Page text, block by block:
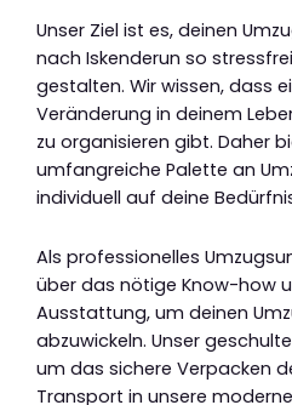
Unser Ziel ist es, deinen
nach Iskenderun so
gestalten. Wir wissen, dass
Veränderung in deinem
zu organisieren gibt. Daher
umfangreiche Palette an
individuell auf deine
Als professionelles
über das nötige Know-how
Ausstattung, um deinen
abzuwickeln. Unser
um das sichere Verpacken
Transport in unsere